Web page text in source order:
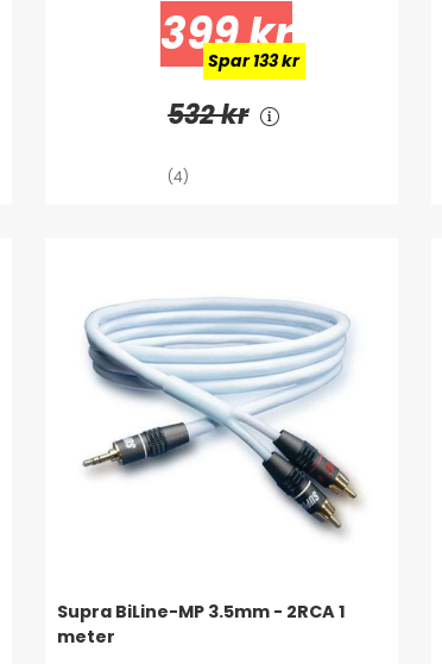
399 kr
Spar 133 kr
532 kr
(4)
Supra BiLine-MP 3.5mm - 2RCA 1
meter